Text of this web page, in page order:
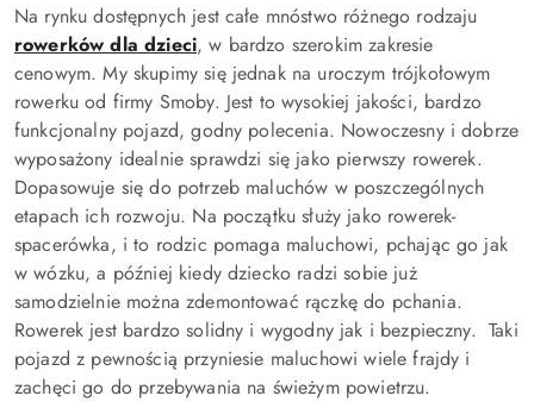
Na rynku dostępnych jest całe mnóstwo różnego rodzaju
rowerków dla dzieci, w bardzo szerokim zakresie
cenowym. My skupimy się jednak na uroczym trójkołowym
rowerku od firmy Smoby. Jest to wysokiej jakości, bardzo
funkcjonalny pojazd, godny polecenia. Nowoczesny i dobrze
wyposażony idealnie sprawdzi się jako pierwszy rowerek.
Dopasowuje się do potrzeb maluchów w poszczególnych
etapach ich rozwoju. Na początku służy jako rowerek-
spacerówka, i to rodzic pomaga maluchowi, pchając go jak
w wózku, a później kiedy dziecko radzi sobie już
samodzielnie można zdemontować rączkę do pchania.
Rowerek jest bardzo solidny i wygodny jak i bezpieczny. Taki
pojazd z pewnością przyniesie maluchowi wiele frajdy i
zachęci go do przebywania na świeżym powietrzu.